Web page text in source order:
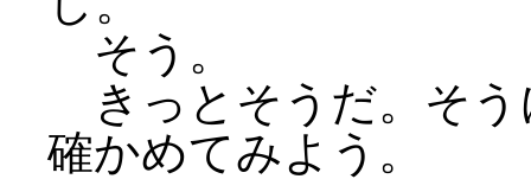
そう。
きっとそうだ。そう
確かめてみよう。